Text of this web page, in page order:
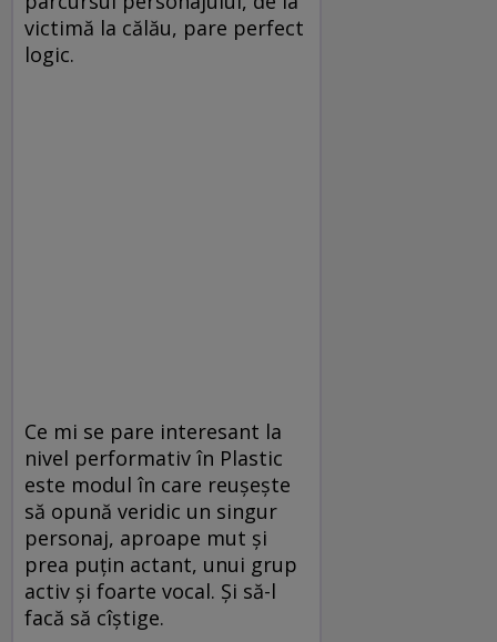
victimă la călău, pare perfect
logic.
Ce mi se pare interesant la
nivel performativ în Plastic
este modul în care reuşeşte
să opună veridic un singur
personaj, aproape mut şi
prea puţin actant, unui grup
activ şi foarte vocal. Şi să-l
facă să cîştige.